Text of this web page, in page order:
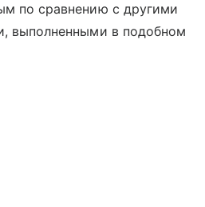
по сравнению с другими
выполненными в подобном